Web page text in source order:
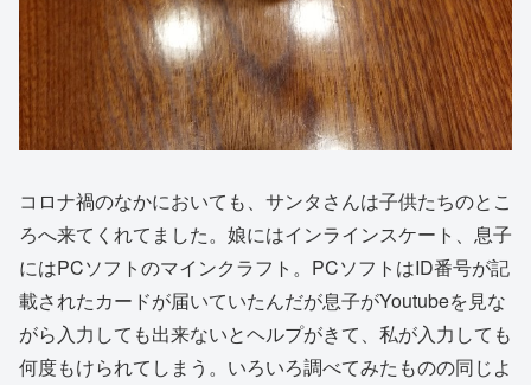
コロナ禍のなかにおいても、サンタさんは子供たちのとこ
ろへ来てくれてました。娘にはインラインスケート、息子
にはPCソフトのマインクラフト。PCソフトはID番号が記
載されたカードが届いていたんだが息子がYoutubeを見な
がら入力しても出来ないとヘルプがきて、私が入力しても
何度もけられてしまう。いろいろ調べてみたものの同じよ